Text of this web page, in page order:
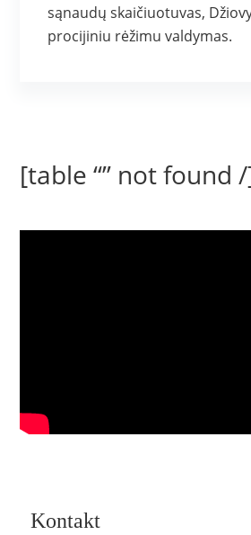
sąnaudų skaičiuotuvas,
procijiniu rėžimu valdymas.
[table “” not found
Kontakt